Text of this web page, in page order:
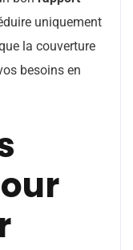
uniquement
la couverture
besoins en